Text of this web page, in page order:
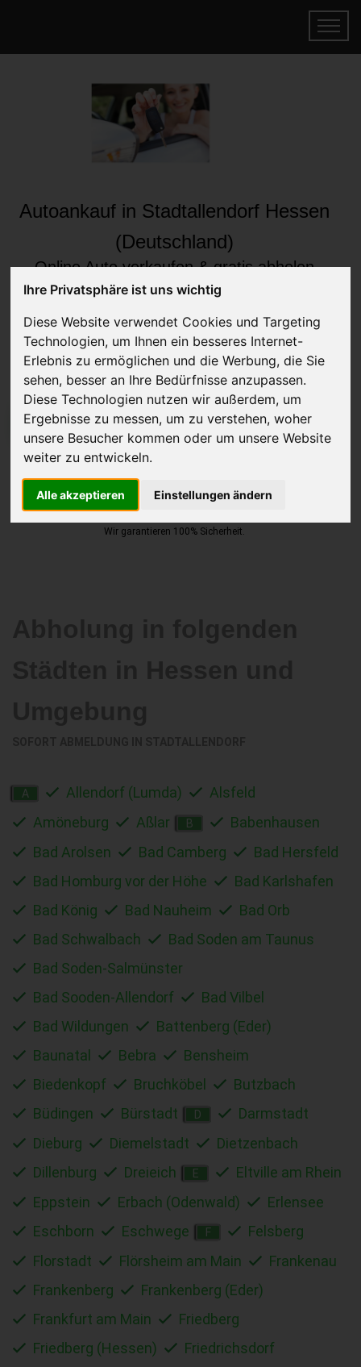
Ihre Privatsphäre ist uns wichtig
Diese Website verwendet Cookies und Targeting
Technologien, um Ihnen ein besseres Internet-
Erlebnis zu ermöglichen und die Werbung, die Sie
sehen, besser an Ihre Bedürfnisse anzupassen.
Diese Technologien nutzen wir außerdem, um
Ergebnisse zu messen, um zu verstehen, woher
unsere Besucher kommen oder um unsere Website
weiter zu entwickeln.
Alle akzeptieren Einstellungen ändern
Autoankauf in Stadtallendorf Hessen
(Deutschland)
Online Auto verkaufen & gratis abholen
lassen
JETZT KOSTENLOSE BEWERTUNG
Kostenloses Angebotfür den Ankauf Ihres Autos inklusive der
Wir garantieren 100% Sicherheit.
A Allendorf (Lumda)
Alsfeld
Amöneburg
Aßlar B
Babenhausen
Bad Arolsen
Bad Camberg
Bad Hersfeld
Bad Homburg vor der Höhe
Bad Karlshafen
Bad König
Bad Nauheim
Bad Orb
Bad Schwalbach
Bad Soden am Taunus
Bad Soden-Salmünster
Bad Sooden-Allendorf
Bad Vilbel
Bad Wildungen
Battenberg (Eder)
Baunatal
Bebra
Bensheim
Biedenkopf
Bruchköbel
Butzbach
Büdingen
Bürstadt D
Darmstadt
Dieburg
Diemelstadt
Dietzenbach
Dillenburg
Dreieich E
Eltville am Rhein
Eppstein
Erbach (Odenwald)
Erlensee
Eschborn
Eschwege F
Felsberg
Florstadt
Flörsheim am Main
Frankenau
Frankenberg
Frankenberg (Eder)
Frankfurt am Main
Friedberg
Friedberg (Hessen)
Friedrichsdorf